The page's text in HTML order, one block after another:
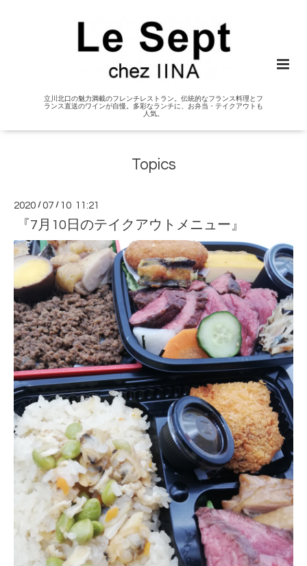
立川北口の魅力満載のフレンチレストラン。伝統的なフランス料理とフ
ランス直送のワインが自慢。多彩なランチに、お弁当・テイクアウトも
人気。
Topics
2020 /07 / 10 11:21
『7月10日のテイクアウトメニュー』